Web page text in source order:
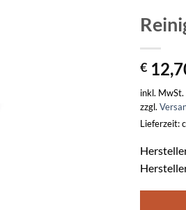
€
inkl. MwSt.
zzgl.
Lieferzeit: